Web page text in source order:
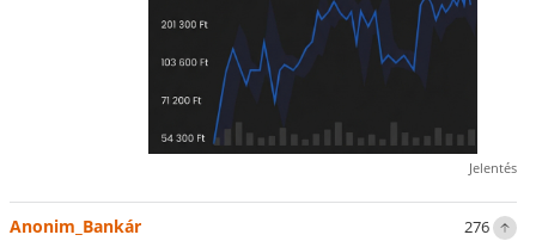
Jelentés
276
Anonim_Bankár